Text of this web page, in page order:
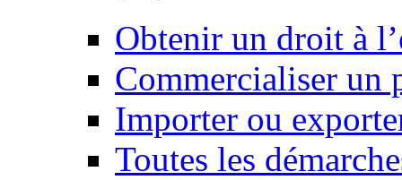
Obtenir un droit à
Commercialiser un
Importer ou
Toutes les